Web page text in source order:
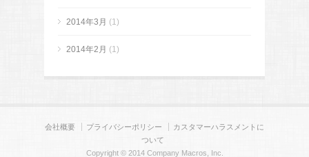
2014年3月 (1)
2014年2月 (1)
会社概要 プライバシーポリシー
カスタマーハラスメントに
ついて
Copyright © 2014 Company Macros, Inc.